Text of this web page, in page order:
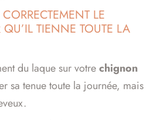
LE
TIENNE TOUTE LA
du laque sur votrechignon
sa tenue toute la journée, mais